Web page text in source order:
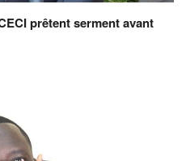
prêtent serment avant